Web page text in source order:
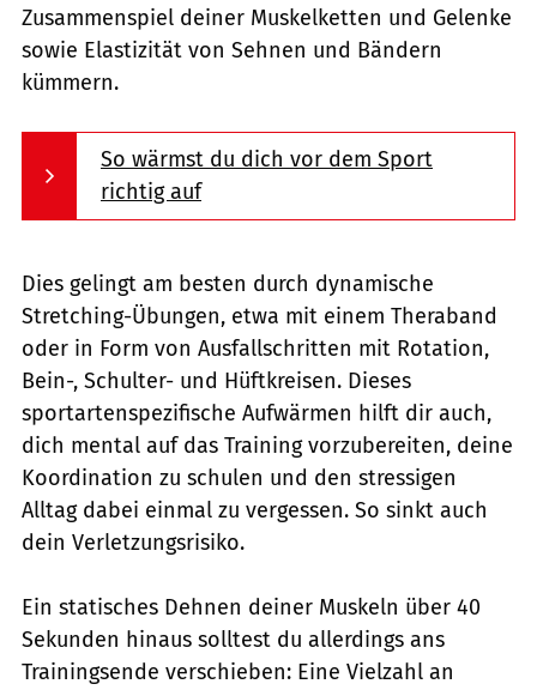
Zusammenspiel deiner Muskelketten und Gelenke
sowie Elastizität von Sehnen und Bändern
kümmern.
So wärmst du dich vor dem Sport
richtig auf
Dies gelingt am besten durch dynamische
Stretching-Übungen, etwa mit einem Theraband
oder in Form von Ausfallschritten mit Rotation,
Bein-, Schulter- und Hüftkreisen. Dieses
sportartenspezifische Aufwärmen hilft dir auch,
dich mental auf das Training vorzubereiten, deine
Koordination zu schulen und den stressigen
Alltag dabei einmal zu vergessen. So sinkt auch
dein Verletzungsrisiko.
Ein statisches Dehnen deiner Muskeln über 40
Sekunden hinaus solltest du allerdings ans
Trainingsende verschieben: Eine Vielzahl an